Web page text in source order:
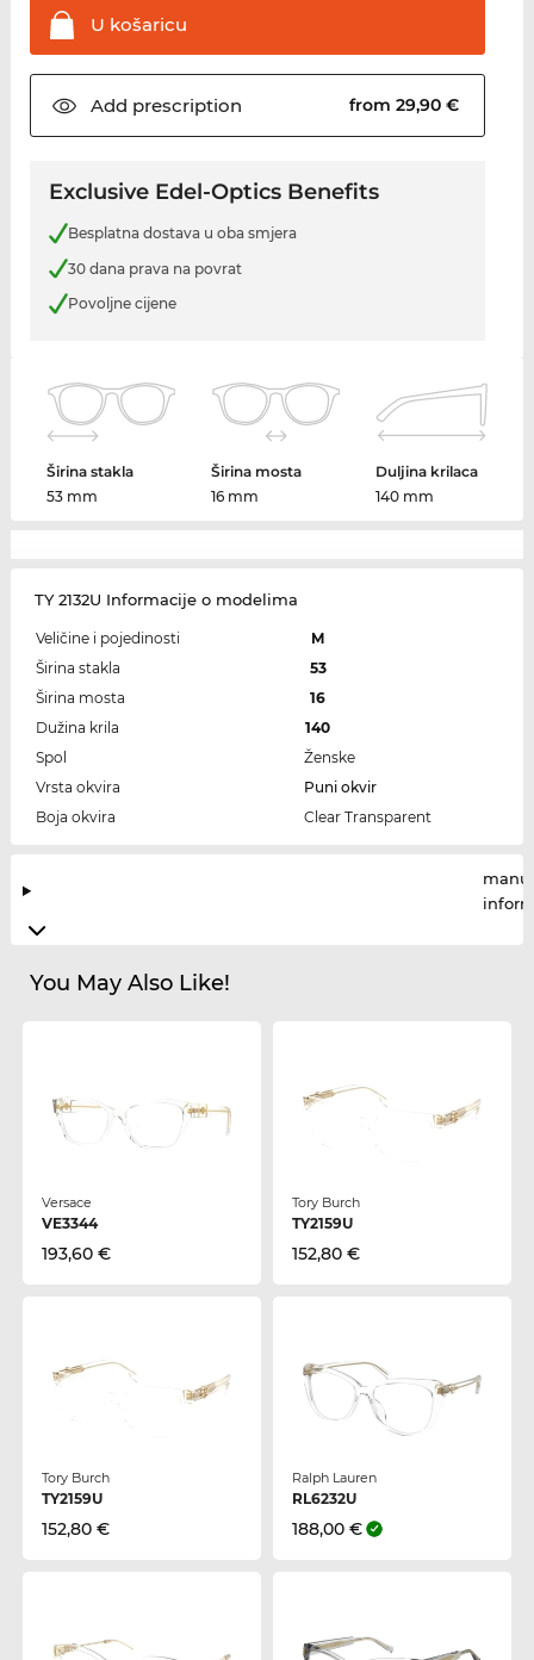
U košaricu
Add prescription from 29,90 €
Exclusive Edel-Optics Benefits
Besplatna dostava u oba smjera
30 dana prava na povrat
Povoljne cijene
Širina stakla
53 mm
Širina mosta
16 mm
Duljina krilaca
140 mm
TY 2132U Informacije o modelima
Veličine i pojedinosti
M
Širina stakla
53
Širina mosta
16
Dužina krila
140
Spol
Ženske
Vrsta okvira
Puni okvir
Boja okvira
Clear Transparent
You May Also Like!
Versace
VE3344
193,60 €
Tory Burch
TY2159U
152,80 €
Tory Burch
TY2159U
152,80 €
Ralph Lauren
RL6232U
188,00 €